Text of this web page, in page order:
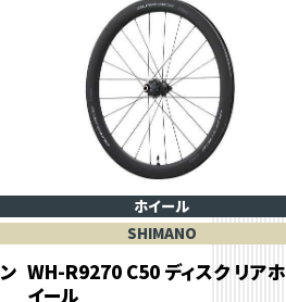
ホイール
SHIMANO
WH-R9270 C50 ディスク リアホ
イール